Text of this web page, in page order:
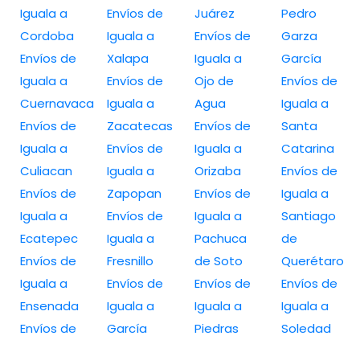
Iguala a
Cordoba
Envíos de
Iguala a
Cuernavaca
Envíos de
Iguala a
Culiacan
Envíos de
Iguala a
Ecatepec
Envíos de
Iguala a
Ensenada
Envíos de
Envíos de
Iguala a
Xalapa
Envíos de
Iguala a
Zacatecas
Envíos de
Iguala a
Zapopan
Envíos de
Iguala a
Fresnillo
Envíos de
Iguala a
García
Juárez
Envíos de
Iguala a
Ojo de
Agua
Envíos de
Iguala a
Orizaba
Envíos de
Iguala a
Pachuca
de Soto
Envíos de
Iguala a
Piedras
Pedro
Garza
García
Envíos de
Iguala a
Santa
Catarina
Envíos de
Iguala a
Santiago
de
Querétaro
Envíos de
Iguala a
Soledad